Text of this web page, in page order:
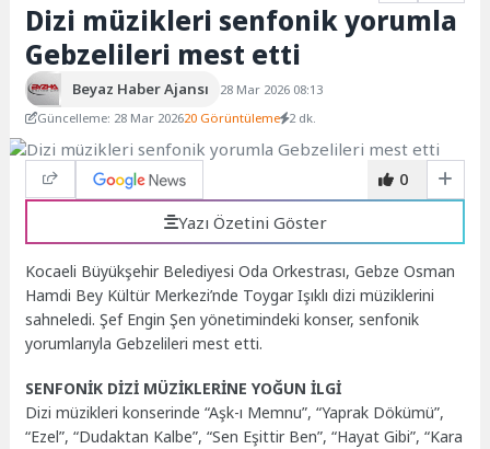
Dizi müzikleri senfonik yorumla
Gebzelileri mest etti
Beyaz Haber Ajansı
28 Mar 2026 08:13
Güncelleme: 28 Mar 202620 Görüntüleme 2 dk.
0
Yazı Özetini Göster
Kocaeli Büyükşehir Belediyesi Oda Orkestrası, Gebze Osman
Hamdi Bey Kültür Merkezi’nde Toygar Işıklı dizi müziklerini
sahneledi. Şef Engin Şen yönetimindeki konser, senfonik
yorumlarıyla Gebzelileri mest etti.
SENFONİK DİZİ MÜZİKLERİNE YOĞUN İLGİ
Dizi müzikleri konserinde “Aşk-ı Memnu”, “Yaprak Dökümü”,
“Ezel”, “Dudaktan Kalbe”, “Sen Eşittir Ben”, “Hayat Gibi”, “Kara